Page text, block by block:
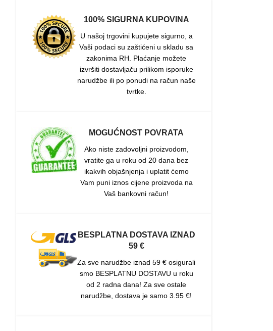
100% SIGURNA KUPOVINA
U našoj trgovini kupujete sigurno, a
Vaši podaci su zaštićeni u skladu sa
zakonima RH. Plaćanje možete
izvršiti dostavljaču prilikom isporuke
narudžbe ili po ponudi na račun naše
tvrtke.
MOGUĆNOST POVRATA
Ako niste zadovoljni proizvodom,
vratite ga u roku od 20 dana bez
ikakvih objašnjenja i uplatit ćemo
Vam puni iznos cijene proizvoda na
Vaš bankovni račun!
BESPLATNA DOSTAVA IZNAD
59 €
Za sve narudžbe iznad 59 € osigurali
smo BESPLATNU DOSTAVU u roku
od 2 radna dana! Za sve ostale
narudžbe, dostava je samo 3.95 €!